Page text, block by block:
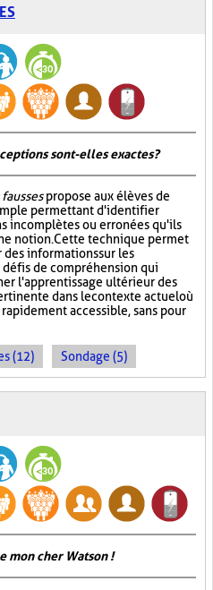
sont-elles exactes ?
propose aux élèves de
permettant d'identifier
incomplètes ou erronées qu'ils
notion. Cette technique permet
informations sur les
de compréhension qui
l'apprentissage ultérieur des
dans le contexte actuel où
accessible, sans pour
(12) Sondage (5)
mon cher Watson !